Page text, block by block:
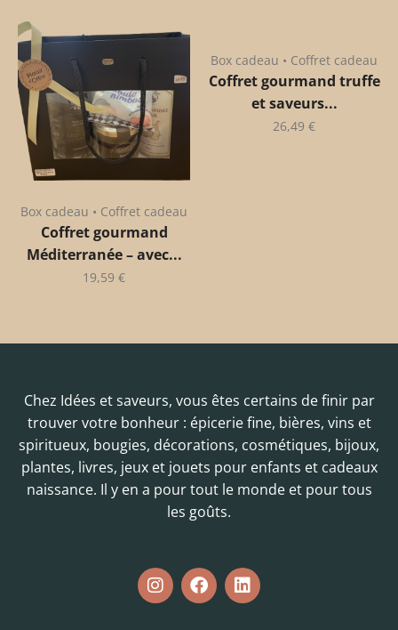
Box cadeau • Coffret cadeau
Coffret gourmand
Méditerranée – avec...
19,59 €
Box cadeau • Coffret cadeau
Coffret gourmand truffe
et saveurs...
26,49 €
Chez Idées et saveurs, vous êtes certains de finir par
trouver votre bonheur : épicerie fine, bières, vins et
spiritueux, bougies, décorations, cosmétiques, bijoux,
plantes, livres, jeux et jouets pour enfants et cadeaux
naissance. Il y en a pour tout le monde et pour tous
les goûts.